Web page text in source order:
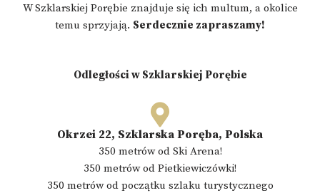
W Szklarskiej Porębie znajduje się ich multum, a okolice
temu sprzyjają. Serdecznie zapraszamy!
Odległości w Szklarskiej Porębie
Okrzei 22, Szklarska Poręba, Polska
350 metrów od Ski Arena!
350 metrów od Pietkiewiczówki!
350 metrów od początku szlaku turystycznego